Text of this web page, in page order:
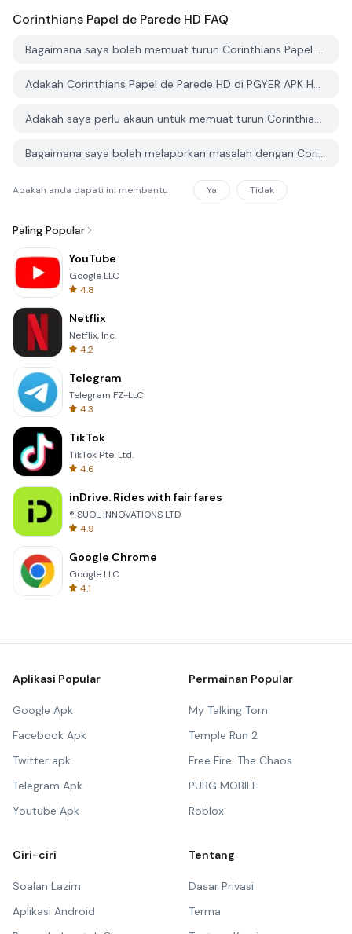
Corinthians Papel de Parede HD FAQ
Bagaimana saya boleh memuat turun Corinthians Papel de Parede HD dari PGYER APK HUB?
Adakah Corinthians Papel de Parede HD di PGYER APK HUB percuma untuk dimuat turun?
Adakah saya perlu akaun untuk memuat turun Corinthians Papel de Parede HD dari PGYER APK HUB?
Bagaimana saya boleh melaporkan masalah dengan Corinthians Papel de Parede HD di PGYER APK HUB?
Adakah anda dapati ini membantu Ya Tidak
Paling Popular
YouTube
Google LLC
4.8
Netflix
Netflix, Inc.
4.2
Telegram
Telegram FZ-LLC
4.3
TikTok
TikTok Pte. Ltd.
4.6
inDrive. Rides with fair fares
® SUOL INNOVATIONS LTD
4.9
Google Chrome
Google LLC
4.1
Aplikasi Popular
Google Apk
Facebook Apk
Twitter apk
Telegram Apk
Youtube Apk
Permainan Popular
My Talking Tom
Temple Run 2
Free Fire: The Chaos
PUBG MOBILE
Roblox
Ciri-ciri
Soalan Lazim
Aplikasi Android
Tentang
Dasar Privasi
Terma